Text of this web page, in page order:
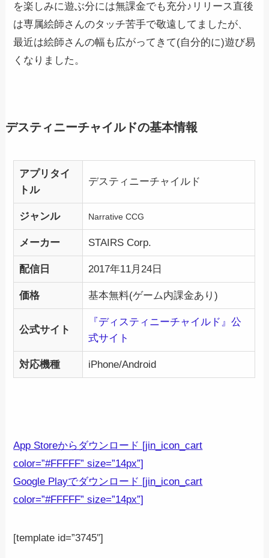
を楽しみに遊ぶ分には無課金でも充分♪リリース直後
は専属絵師さんのタッチ苦手で敬遠してましたが、
最近は絵師さんの幅も広がってきて(自分的に)遊び易
くなりました。
デスティニーチャイルドの基本情報
アプリタイ
トル
デスティニーチャイルド
ジャンル Narrative CCG
メーカー STAIRS Corp.
配信日 2017年11月24日
価格 基本無料(ゲーム内課金あり)
公式サイト
『ディスティニーチャイルド』公
式サイト
対応機種 iPhone/Android
App Storeからダウンロード [jin_icon_cart
color=”#FFFFF” size=”14px”]
Google Playでダウンロード [jin_icon_cart
color=”#FFFFF” size=”14px”]
[template id=”3745″]